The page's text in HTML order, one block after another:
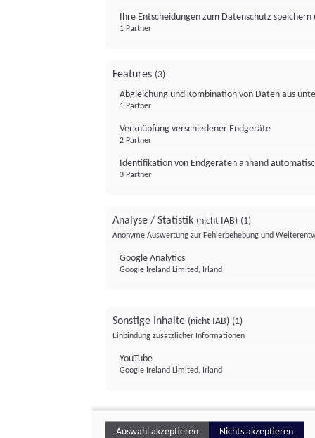
Ihre Entscheidungen zum Datenschutz
1 Partner
Features (3)
Abgleichung und Kombination von Daten aus
1 Partner
Verknüpfung verschiedener Endgeräte
2 Partner
Identifikation von Endgeräten anhand
3 Partner
Analyse / Statistik (nicht IAB) (1)
Anonyme Auswertung zur Fehlerbehebung und
Google Analytics
Google Ireland Limited, Irland
Sonstige Inhalte (nicht IAB) (1)
Einbindung zusätzlicher Informationen
YouTube
Google Ireland Limited, Irland
Auswahl akzeptieren Nichts akzeptieren